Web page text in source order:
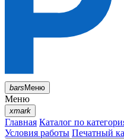
barsМеню
Меню
xmark
Главная Каталог по
Условия работы Печатный